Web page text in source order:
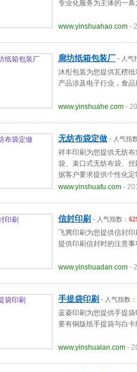
专业化服务为主体的一条
www.yinshuahao.com -
廊坊纸箱包装厂 - 人气
沐彤包装为您提供瓦楞纸
产品涉及电子行业，食
www.yinshuahe.com -
无纺布袋定做 - 人气指
祥丰印刷为您提供无纺
袋、束口式无纺布袋、
据客户要求提供个性化定
www.yinshuafu.com -
信封印刷 - 人气指数：
飞腾印刷为您提供信封
提供印刷信封时的注意事
www.yinshuadan.com -
手提袋印刷 - 人气指数：
蓝菱印刷为您提供手提
要有铜版纸手提袋与白卡
www.yinshualan.com -